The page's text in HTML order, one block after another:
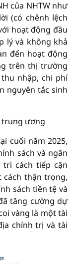
của NHTW như
(có chênh lệch
hoạt động đầu
lý và không khả
đến hoạt động
trên thị trường
nhập, chi phí
nguyên tắc sinh
trung ương
cuối năm 2025,
sách và ngân
trì cách tiếp cận
cách thận trọng,
sách tiền tệ và
tăng cường dự
vàng là một tài
chính trị và tài